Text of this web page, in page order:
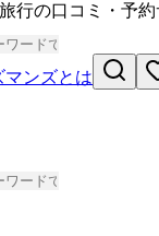
行の口コミ・予約
マンズとは